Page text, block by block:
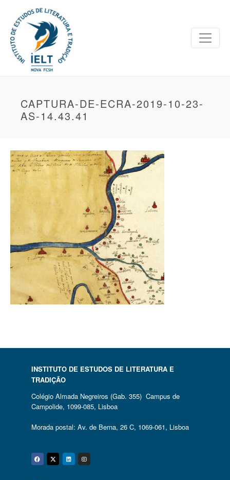
CAPTURA-DE-ECRA-2019-10-23-
AS-14.43.41
INSTITUTO DE ESTUDOS DE LITERATURA E
TRADIÇÃO
Colégio Almada Negreiros (Gab. 355) Campus de
Campolide, 1099-085, Lisboa
Morada postal: Av. de Berna, 26 C, 1069-061, Lisboa
Facebook
Twitter
Linkedin
Instagram